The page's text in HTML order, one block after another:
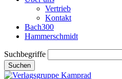
Vertrieb
Kontakt
Bach300
Hammerschmidt
Suchbegriffe
Suchen